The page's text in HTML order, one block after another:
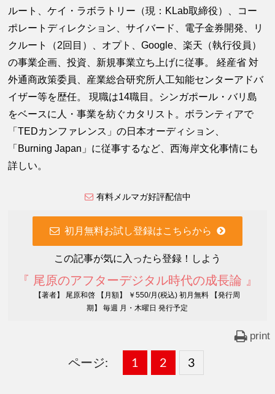
ルート、ケイ・ラボラトリー（現：KLab取締役）、コー
ポレートディレクション、サイバード、電子金券開発、リ
クルート（2回目）、オプト、Google、楽天（執行役員）
の事業企画、投資、新規事業立ち上げに従事。 経産省 対
外通商政策委員、産業総合研究所人工知能センターアドバ
イザー等を歴任。 現職は14職目。シンガポール・バリ島
をベースに人・事業を紡ぐカタリスト。ボランティアで
「TEDカンファレンス」の日本オーディション、
「Burning Japan」に従事するなど、西海岸文化事情にも
詳しい。
有料メルマガ好評配信中
初月無料お試し登録はこちらから
この記事が気に入ったら登録！しよう
『 尾原のアフターデジタル時代の成長論 』
【著者】 尾原和啓 【月額】 ￥550/月(税込) 初月無料 【発行周
期】 毎週 月・木曜日 発行予定
print
ページ:
固
1 ,
固
2 ,
固
3